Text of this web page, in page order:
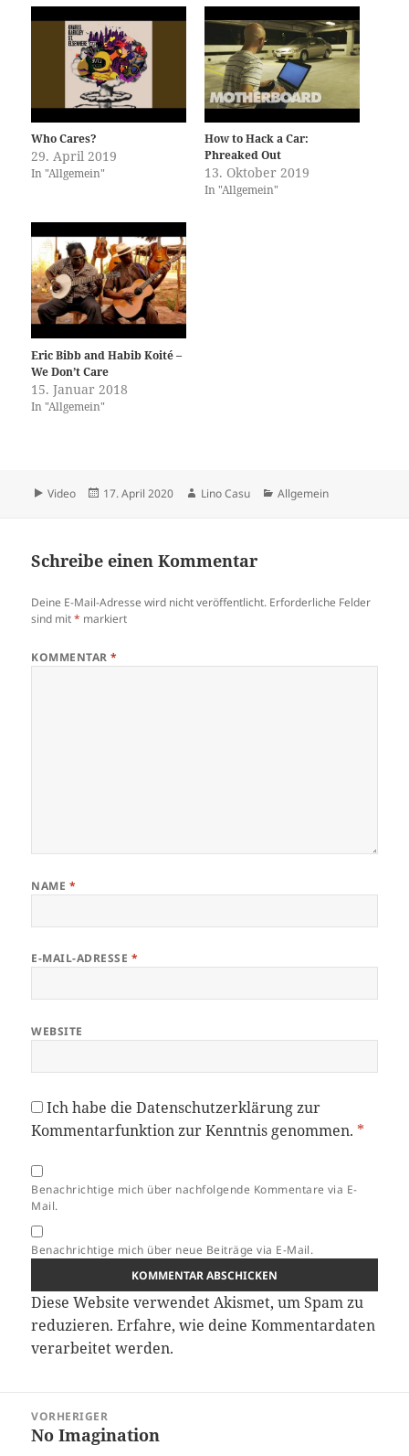
Who Cares?
29. April 2019
In "Allgemein"
How to Hack a Car:
Phreaked Out
13. Oktober 2019
In "Allgemein"
Eric Bibb and Habib Koité –
We Don’t Care
15. Januar 2018
In "Allgemein"
Format
Video
Veröffentlicht
17. April 2020 Autor
Lino Casu Kategorien
Allgemein
Schreibe einen Kommentar
Deine E-Mail-Adresse wird nicht veröffentlicht. Erforderliche Felder
sind mit* markiert
KOMMENTAR*
NAME *
E-MAIL-ADRESSE *
WEBSITE
Ich habe dieDatenschutzerklärungzur
Kommentarfunktion zur Kenntnis genommen. *
Benachrichtige mich über nachfolgende Kommentare via E-
Mail.
Benachrichtige mich über neue Beiträge via E-Mail.
Diese Website verwendet Akismet, um Spam zu
reduzieren.Erfahre, wie deine Kommentardaten
verarbeitet werden.
VORHERIGER
Vorheriger
No Imagination